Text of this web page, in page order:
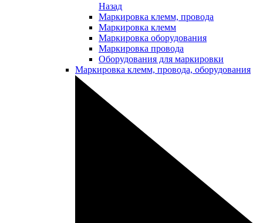
Назад
Маркировка клемм, провода
Маркировка клемм
Маркировка оборудования
Маркировка провода
Оборудования для маркировки
Маркировка клемм, провода, оборудования